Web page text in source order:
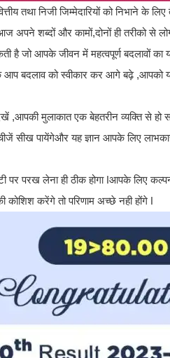
तथा निजी जिम्मेदारियों को निभाने के
शब्दों और कामों,दोनों ही तरीको से
जो आपके जीवन में महत्वपूर्ण बदलावों का
बदलाव को स्वीकार कर आगे बढ़े ,आपको
,आपकी मुलाकात एक बेहतरीन व्यक्ति से
पायेंगेऔर यह ज्ञान आपके लिए लाभकारी
परख लेना ही ठीक होगा ǀआपके लिए
करेंगे तो परिणाम अच्छे नही होंगे ǀ